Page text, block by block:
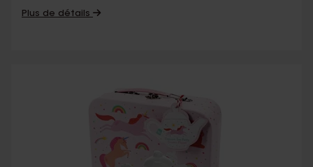
Plus de détails